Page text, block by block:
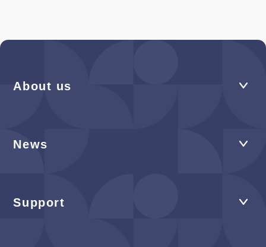
About us
News
Support